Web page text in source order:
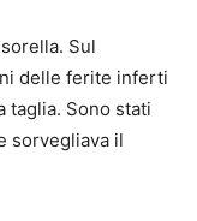
Sul
delle ferite inferti
taglia. Sono stati
sorvegliava il